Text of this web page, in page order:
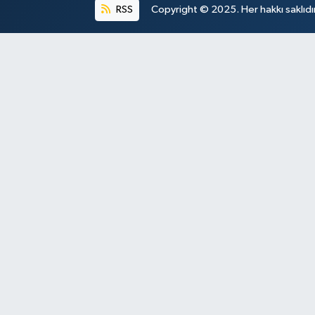
RSS Copyright © 2025. Her hakkı